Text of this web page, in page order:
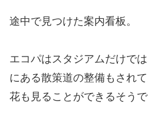
途中で見つけた案内看板。
エコパはスタジアムだけで
にある散策道の整備もされ
花も見ることができるそう